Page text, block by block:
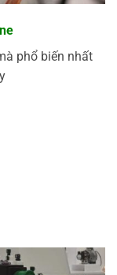
phổ biến nhất